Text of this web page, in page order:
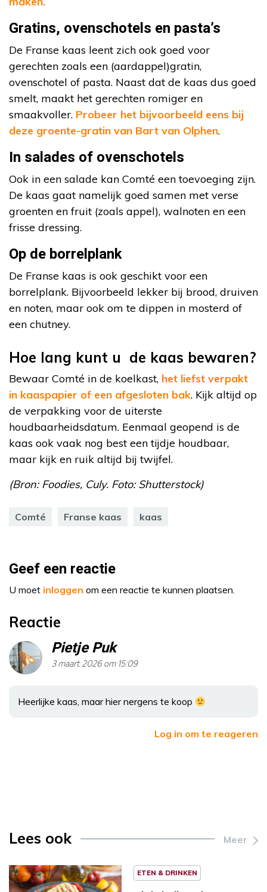
Gratins, ovenschotels en pasta’s
De Franse kaas leent zich ook goed voor
gerechten zoals een (aardappel)gratin,
ovenschotel of pasta. Naast dat de kaas dus goed
smelt, maakt het gerechten romiger en
smaakvoller. Probeer het bijvoorbeeld eens bij
deze groente-gratin van Bart van Olphen.
In salades of ovenschotels
Ook in een salade kan Comté een toevoeging zijn.
De kaas gaat namelijk goed samen met verse
groenten en fruit (zoals appel), walnoten en een
frisse dressing.
Op de borrelplank
De Franse kaas is ook geschikt voor een
borrelplank. Bijvoorbeeld lekker bij brood, druiven
en noten, maar ook om te dippen in mosterd of
een chutney.
Hoe lang kunt u de kaas bewaren?
Bewaar Comté in de koelkast, het liefst verpakt
in kaaspapier of een afgesloten bak. Kijk altijd op
de verpakking voor de uiterste
houdbaarheidsdatum. Eenmaal geopend is de
kaas ook vaak nog best een tijdje houdbaar,
maar kijk en ruik altijd bij twijfel.
(Bron: Foodies, Culy. Foto: Shutterstock)
Comté Franse kaas kaas
Geef een reactie
U moet inloggen om een reactie te kunnen plaatsen.
Reactie
Pietje Puk
3 maart 2026 om 15:09
Heerlijke kaas, maar hier nergens te koop
Log in om te reageren
Lees ook Meer
ETEN & DRINKEN